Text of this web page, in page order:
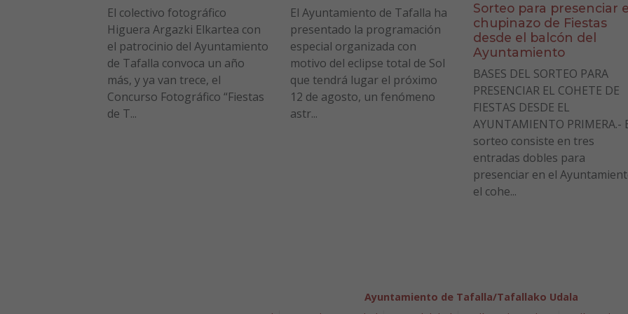
El colectivo fotográfico
Higuera Argazki Elkartea con
el patrocinio del Ayuntamiento
de Tafalla convoca un año
más, y ya van trece, el
Concurso Fotográfico “Fiestas
de T...
El Ayuntamiento de Tafalla ha
presentado la programación
especial organizada con
motivo del eclipse total de Sol
que tendrá lugar el próximo
12 de agosto, un fenómeno
astr...
Sorteo para presenciar el
chupinazo de Fiestas
desde el balcón del
Ayuntamiento
BASES DEL SORTEO PARA
PRESENCIAR EL COHETE DE
FIESTAS DESDE EL
AYUNTAMIENTO PRIMERA.-
sorteo consiste en tres
entradas dobles para
presenciar en el
el cohe...
Ayuntamiento de Tafalla/Tafallako Udala